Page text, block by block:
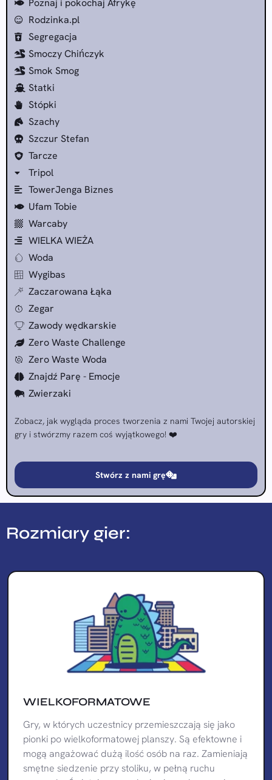
Rodzinka.pl
Segregacja
Smoczy Chińczyk
Smok Smog
Statki
Stópki
Szachy
Szczur Stefan
Tarcze
Tripol
TowerJenga Biznes
Ufam Tobie
Warcaby
WIELKA WIEŻA
Woda
Wygibas
Zaczarowana Łąka
Zegar
Zawody wędkarskie
Zero Waste Challenge
Zero Waste Woda
Znajdź Parę - Emocje
Zwierzaki
Zobacz, jak wygląda proces tworzenia z nami Twojej autorskiej
gry i stwórzmy razem coś wyjątkowego! ❤️
Stwórz z nami grę
Rozmiary gier:
WIELKOFORMATOWE
Gry, w których uczestnicy przemieszczają się jako
pionki po wielkoformatowej planszy. Są efektowne i
mogą angażować dużą ilość osób na raz. Zamieniają
smętne siedzenie przy stoliku, w pełną ruchu